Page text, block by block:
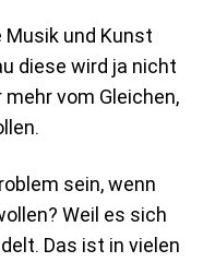
und Kunst
diese wird ja nicht
vom Gleichen,
sein, wenn
Weil es sich
Das ist in vielen